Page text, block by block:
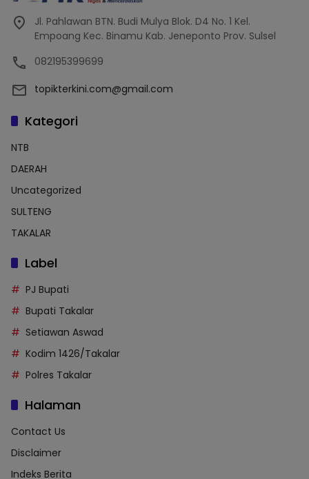
Jl. Pahlawan BTN. Budi Mulya Blok. D4 No. 1 Kel.
Empoang Kec. Binamu Kab. Jeneponto Prov. Sulsel
082195399699
topikterkini.com@gmail.com
Kategori
NTB
DAERAH
Uncategorized
SULTENG
TAKALAR
Label
PJ Bupati
Bupati Takalar
Setiawan Aswad
Kodim 1426/Takalar
Polres Takalar
Halaman
Contact Us
Disclaimer
Indeks Berita